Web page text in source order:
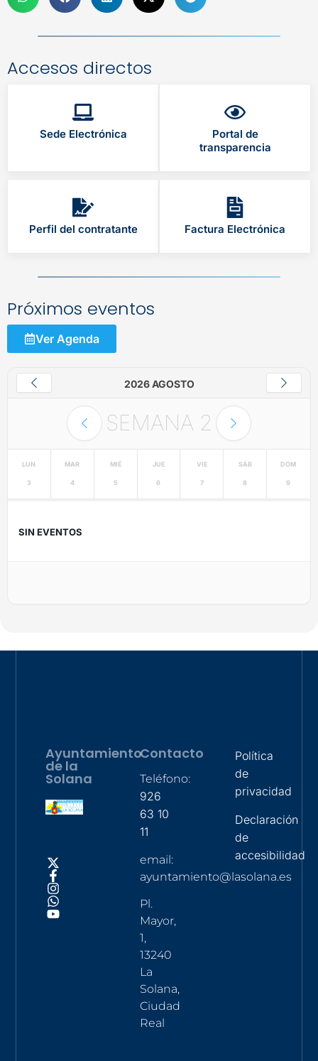
Accesos directos
Sede Electrónica
Portal de
transparencia
Perfil del contratante Factura Electrónica
Próximos eventos
Ver Agenda
2026 AGOSTO
SEMANA 2
LUN
3
MAR
4
MIÉ
5
JUE
6
VIE
7
SÁB
8
DOM
9
SIN EVENTOS
Ayuntamiento
de la
Solana
Contacto
Teléfono:
926
63 10
11
email:
ayuntamiento@lasolana.es
Pl.
Mayor,
1,
13240
La
Solana,
Ciudad
Real
Política
de
privacidad
Declaración
de
accesibilidad